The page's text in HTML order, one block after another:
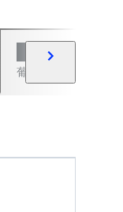
葡萄酒與烈酒